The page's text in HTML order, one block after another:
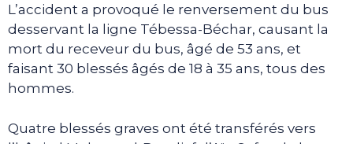
L’accident a provoqué le renversement du bus
desservant la ligne Tébessa-Béchar, causant la
mort du receveur du bus, âgé de 53 ans, et
faisant 30 blessés âgés de 18 à 35 ans, tous des
hommes.
Quatre blessés graves ont été transférés vers